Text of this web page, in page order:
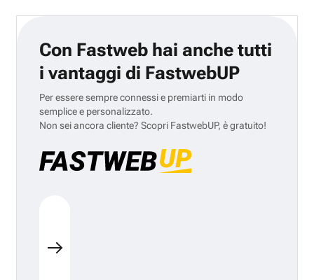
Con Fastweb hai anche tutti
i vantaggi di FastwebUP
Per essere sempre connessi e premiarti in modo
semplice e personalizzato.
Non sei ancora cliente? Scopri FastwebUP, è gratuito!